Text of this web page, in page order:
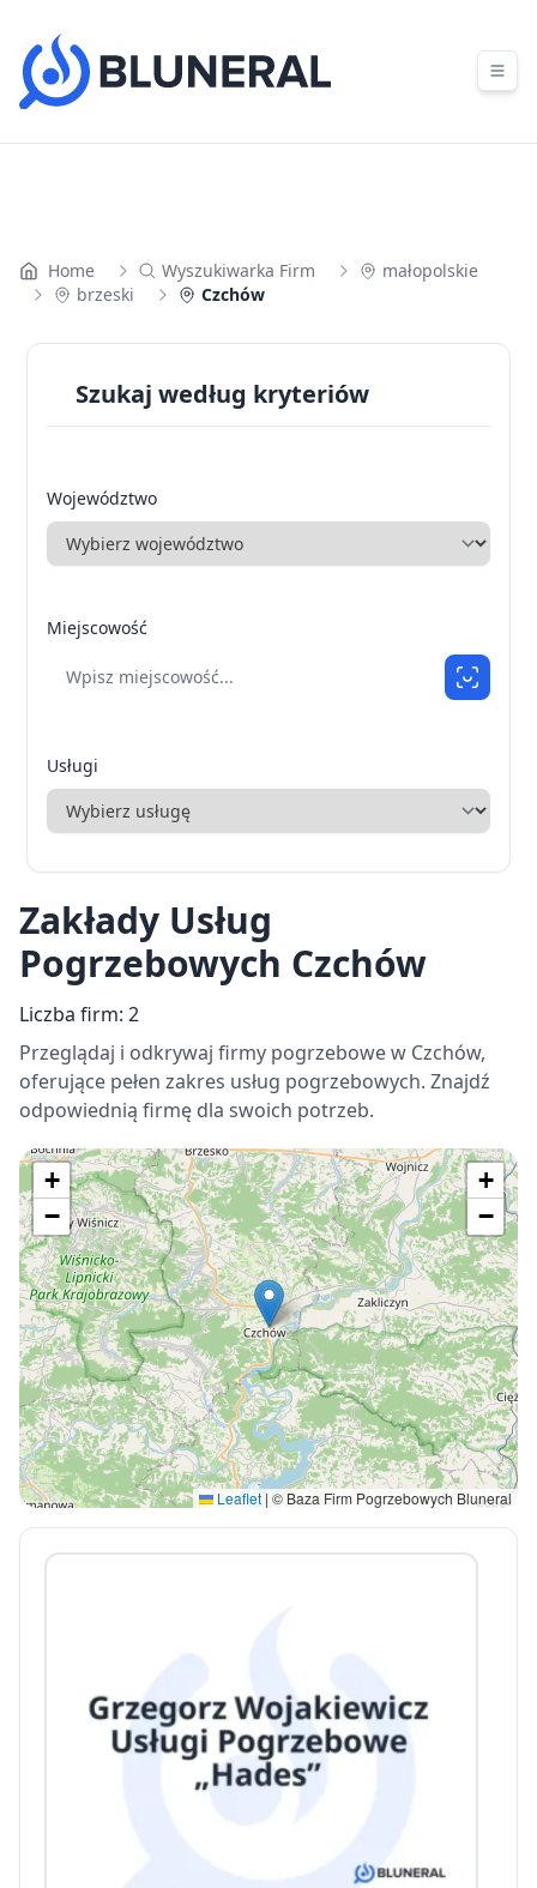
Home Wyszukiwarka Firm
małopolskie
brzeski
Czchów
Szukaj według kryteriów
Województwo
Miejscowość
Usługi
Zakłady Usług
Pogrzebowych Czchów
Liczba firm: 2
Przeglądaj i odkrywaj firmy pogrzebowe w Czchów,
oferujące pełen zakres usług pogrzebowych. Znajdź
odpowiednią firmę dla swoich potrzeb.
+
−
+
−
Leaflet|© Baza Firm Pogrzebowych Bluneral